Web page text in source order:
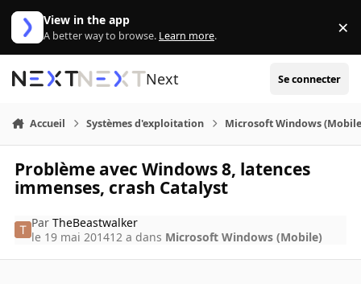
Aller au contenu
View in the app
A better way to browse. Learn more. ×
Next Se connecter
Accueil Systèmes d'exploitation Microsoft Windows
Problème avec Windows 8, latences
immenses, crash Catalyst
ParTheBeastwalker
le 19 mai 201412 a dans Microsoft Windows (Mobile)